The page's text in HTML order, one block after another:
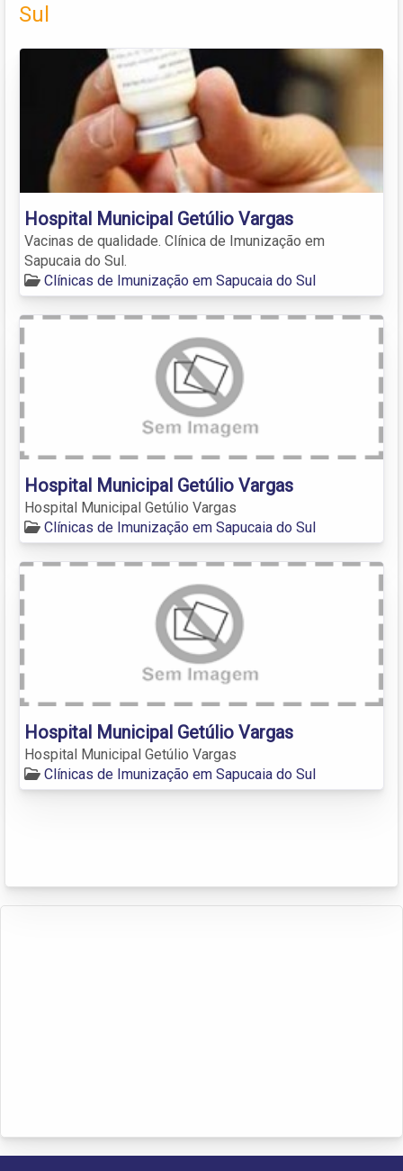
Sul
Hospital Municipal Getúlio Vargas
Vacinas de qualidade. Clínica de Imunização em
Sapucaia do Sul.
Clínicas de Imunização em Sapucaia do Sul
Hospital Municipal Getúlio Vargas
Hospital Municipal Getúlio Vargas
Clínicas de Imunização em Sapucaia do Sul
Hospital Municipal Getúlio Vargas
Hospital Municipal Getúlio Vargas
Clínicas de Imunização em Sapucaia do Sul